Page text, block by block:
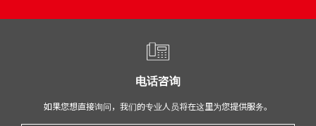
电话咨询
如果您想直接询问，我们的专业人员将在这里为您提供服务。